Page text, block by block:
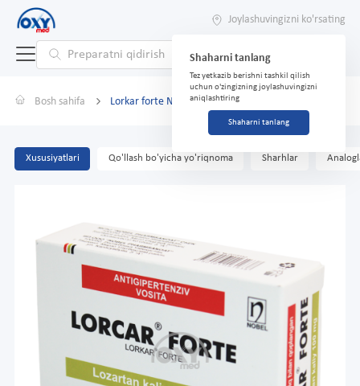
Joylashuvingizni ko'rsating
Shaharni tanlang
Tez yetkazib berishni tashkil qilish
uchun o'zingizning joylashuvingizni
aniqlashtiring
Shaharni tanlang
Bosh sahifa Lorkar forte №28
Xususiyatlari Qo'llash bo'yicha yo'riqnoma Sharhlar